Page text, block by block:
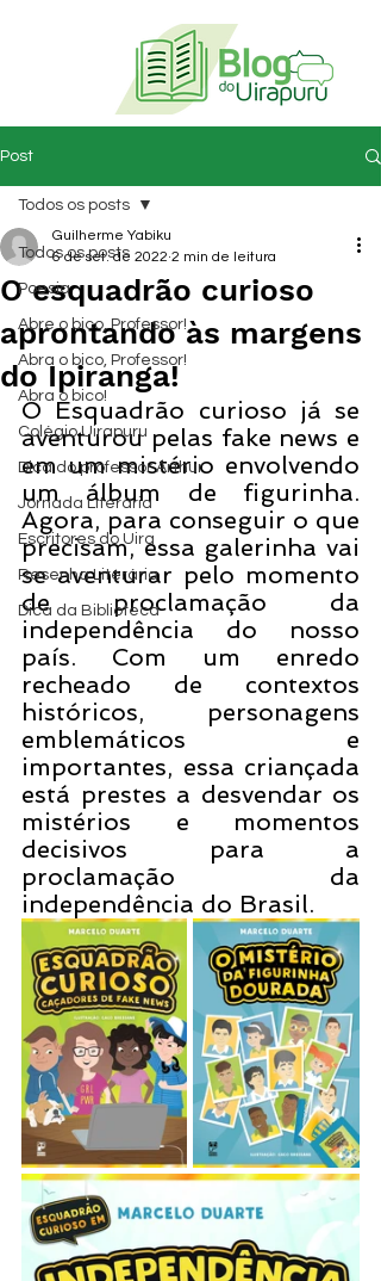
Post
Todos os posts
Poesia
Abre o bico, Professor!
Abra o bico, Professor!
Abra o bico!
Colégio Uirapuru
Dica do professor Arthur
Jornada Literária
Escritores do Uira
Resenha Literária
Dica da Biblioteca
Todos os posts
O esquadrão curioso
aprontando às margens
do Ipiranga!
Guilherme Yabiku
6 de set. de 2022 2 min de leitura
O Esquadrão curioso já se
aventurou pelas fake news e
em um mistério envolvendo
um álbum de figurinha.
Agora, para conseguir o que
precisam, essa galerinha vai
se aventurar pelo momento
de proclamação da
independência do nosso
país. Com um enredo
recheado de contextos
históricos, personagens
emblemáticos e
importantes, essa criançada
está prestes a desvendar os
mistérios e momentos
decisivos para a
proclamação da
independência do Brasil.